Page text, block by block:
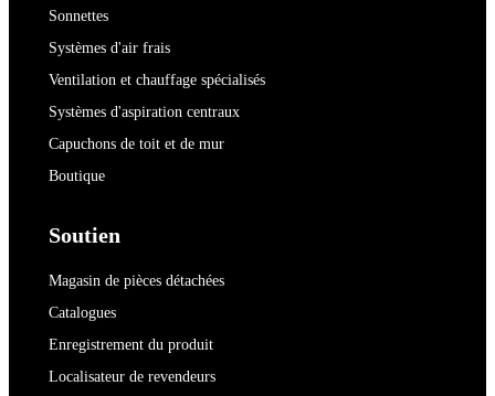
Sonnettes
Systèmes d'air frais
Ventilation et chauffage spécialisés
Systèmes d'aspiration centraux
Capuchons de toit et de mur
Boutique
Soutien
Magasin de pièces détachées
Catalogues
Enregistrement du produit
Localisateur de revendeurs